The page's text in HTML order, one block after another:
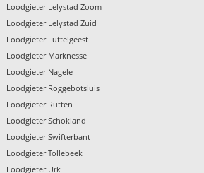
Loodgieter Lelystad Zoom
Loodgieter Lelystad Zuid
Loodgieter Luttelgeest
Loodgieter Marknesse
Loodgieter Nagele
Loodgieter Roggebotsluis
Loodgieter Rutten
Loodgieter Schokland
Loodgieter Swifterbant
Loodgieter Tollebeek
Loodgieter Urk